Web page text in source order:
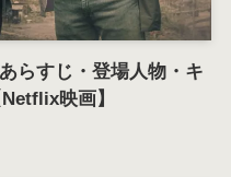
らすじ・登場人物・キ
映画】